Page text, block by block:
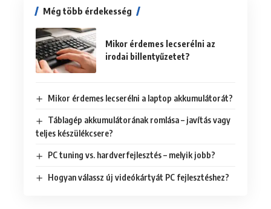
Még több érdekesség
Mikor érdemes lecserélni az
irodai billentyűzetet?
Mikor érdemes lecserélni a laptop akkumulátorát?
Táblagép akkumulátorának romlása – javítás vagy
teljes készülékcsere?
PC tuning vs. hardverfejlesztés – melyik jobb?
Hogyan válassz új videókártyát PC fejlesztéshez?